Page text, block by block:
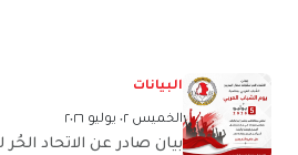
البيانات
الخميس ٠٢ يوليو ٢٠٢٦
بيان صادر عن الاتحاد